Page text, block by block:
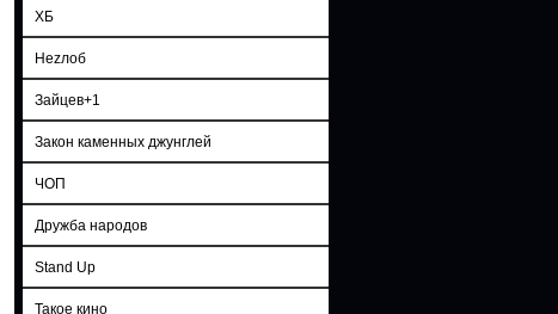
ХБ
Неzлоб
Зайцев+1
Закон каменных джунглей
ЧОП
Дружба народов
Stand Up
Такое кино